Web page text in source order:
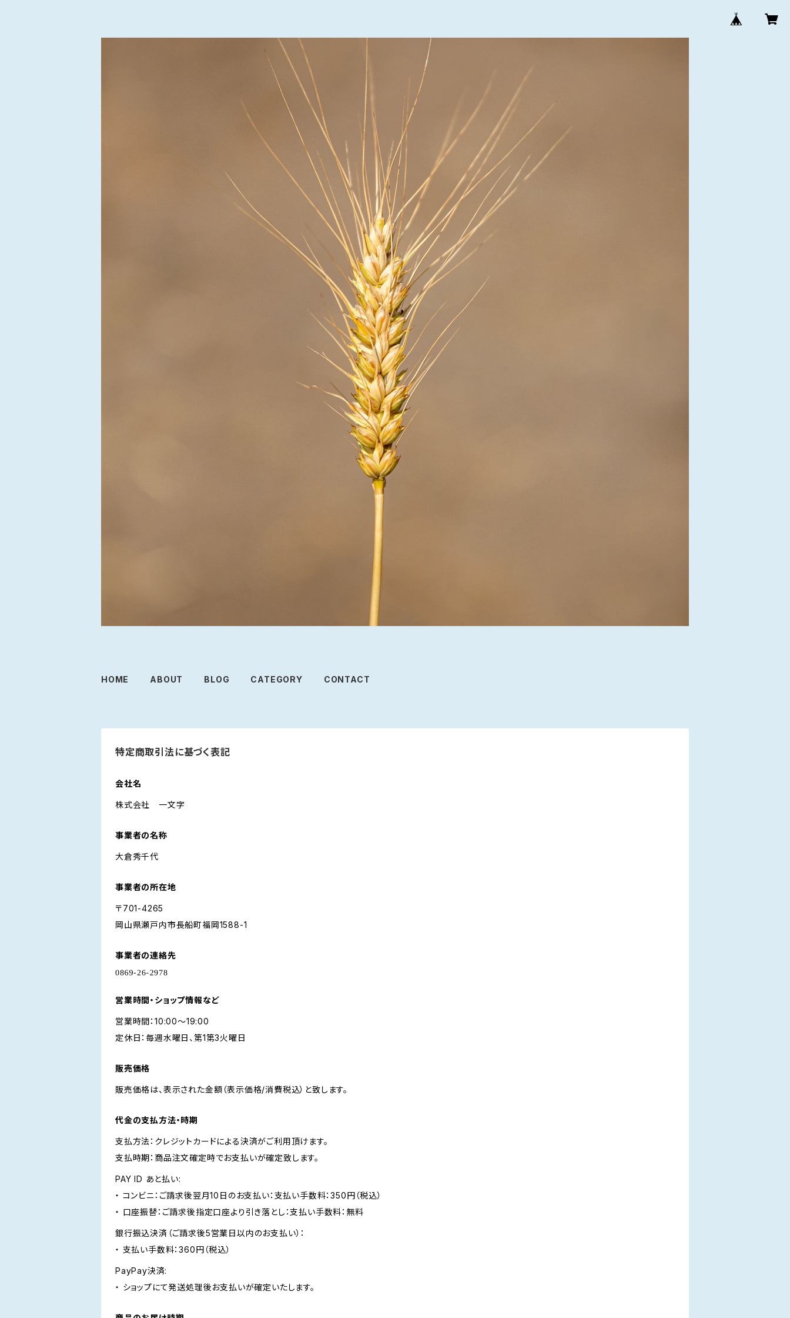
HOME ABOUT BLOG CATEGORY CONTACT
特定商取引法に基づく表記
会社名
株式会社 一文字
事業者の名称
大倉秀千代
事業者の所在地
〒701-4265
岡山県瀬戸内市長船町福岡1588-1
事業者の連絡先
営業時間・ショップ情報など
営業時間：10:00～19:00
定休日：毎週水曜日、第1第3火曜日
販売価格
販売価格は、表示された金額（表示価格/消費税込）と致します。
代金の支払方法・時期
支払方法：クレジットカードによる決済がご利用頂けます。
支払時期：商品注文確定時でお支払いが確定致します。
PAY ID あと払い:
・ コンビニ：ご請求後翌月10日のお支払い：支払い手数料：350円（税込）
・ 口座振替：ご請求後指定口座より引き落とし：支払い手数料：無料
銀行振込決済（ご請求後5営業日以内のお支払い）：
・ 支払い手数料：360円（税込）
PayPay決済:
・ ショップにて発送処理後お支払いが確定いたします。